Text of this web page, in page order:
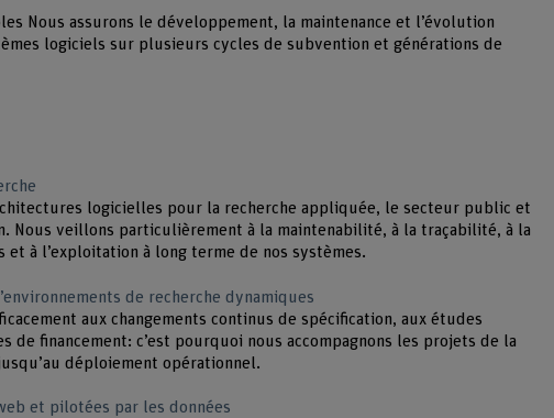
Nous assurons le développement, la maintenance et l’évolution
logiciels sur plusieurs cycles de subvention et générations de
logicielles pour la recherche appliquée, le secteur public et
Nous veillons particulièrement à la maintenabilité, à la traçabilité, à la
et à l’exploitation à long terme de nos systèmes.
de recherche dynamiques
aux changements continus de spécification, aux études
de financement: c’est pourquoi nous accompagnons les projets de la
déploiement opérationnel.
et pilotées par les données